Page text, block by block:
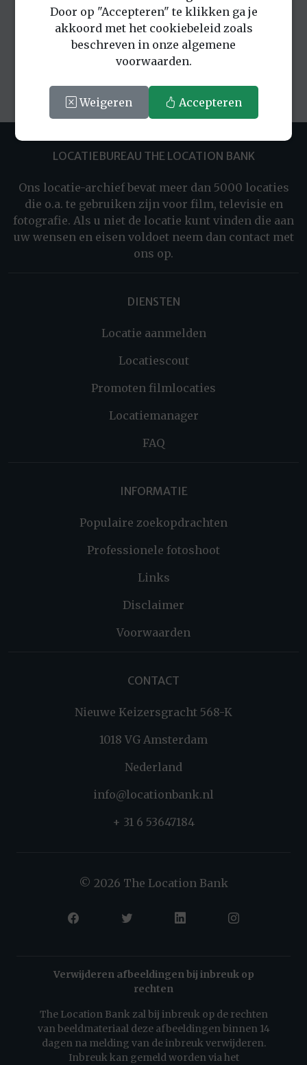
LOCATIEBUREAU THE LOCATION BANK
Ons locatie-archief bevat meer dan 5000 locaties
die o.a. te gebruiken zijn voor film, televisie en
fotografie. Als u niet de locatie kunt vinden die aan
uw wensen en eisen voldoet neem dan contact met
ons op.
DIENSTEN
Locatie aanmelden
Locatiescout
Promoten filmlocaties
Locatiemanager
FAQ
INFORMATIE
Populaire zoekopdrachten
Professionele fotoshoot
Links
Disclaimer
Voorwaarden
CONTACT
Nieuwe Keizersgracht 568-K
1018 VG Amsterdam
Nederland
info@locationbank.nl
+ 31 6 53647184
© 2026 The Location Bank
Verwijderen afbeeldingen bij inbreuk op
rechten
The Location Bank zal bij inbreuk op de rechten
van beeldmateriaal deze afbeeldingen binnen 14
dagen na melding van de inbreuk verwijderen.
Inbreuk kan gemeld worden via het
Door op "Accepteren" te klikken ga je
akkoord met het cookiebeleid zoals
beschreven in onze algemene
voorwaarden.
Weigeren Accepteren